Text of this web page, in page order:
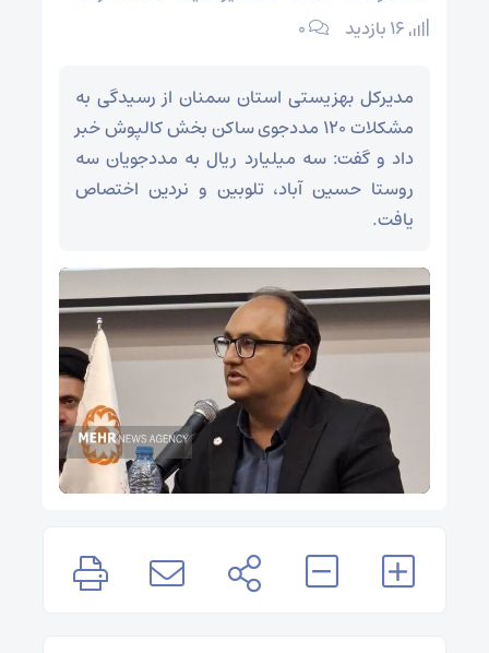
۰
مدیرکل بهزیستی استان سمنان از رسیدگی به
مشکلات ۱۲۰ مددجوی ساکن بخش کالپوش خبر
داد و گفت: سه میلیارد ریال به مددجویان سه
روستا حسین آباد، تلوبین و نردین اختصاص
یافت.